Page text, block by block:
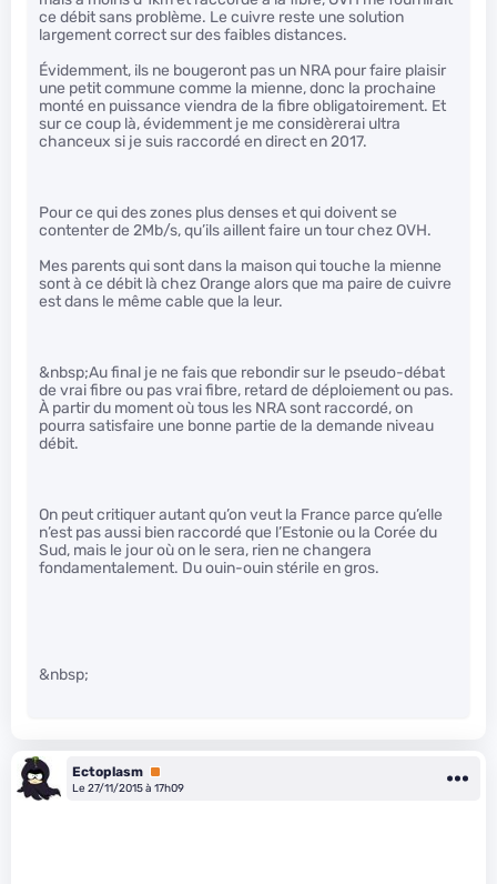
ce débit sans problème. Le cuivre reste une solution
largement correct sur des faibles distances.
Évidemment, ils ne bougeront pas un NRA pour faire plaisir
une petit commune comme la mienne, donc la prochaine
monté en puissance viendra de la fibre obligatoirement. Et
sur ce coup là, évidemment je me considèrerai ultra
chanceux si je suis raccordé en direct en 2017.
Pour ce qui des zones plus denses et qui doivent se
contenter de 2Mb/s, qu’ils aillent faire un tour chez OVH.
Mes parents qui sont dans la maison qui touche la mienne
sont à ce débit là chez Orange alors que ma paire de cuivre
est dans le même cable que la leur.
&nbsp;Au final je ne fais que rebondir sur le pseudo-débat
de vrai fibre ou pas vrai fibre, retard de déploiement ou pas.
À partir du moment où tous les NRA sont raccordé, on
pourra satisfaire une bonne partie de la demande niveau
débit.
On peut critiquer autant qu’on veut la France parce qu’elle
n’est pas aussi bien raccordé que l’Estonie ou la Corée du
Sud, mais le jour où on le sera, rien ne changera
fondamentalement. Du ouin-ouin stérile en gros.
&nbsp;
Ectoplasm Premium
Le 27/11/2015 à 17h09